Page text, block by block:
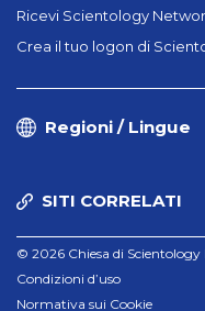
Ricevi Scientology
Crea il tuo logon di
Regioni / Lingue
SITI CORRELATI
© 2026 Chiesa di
Condizioni d’uso
Normativa sui Cookie